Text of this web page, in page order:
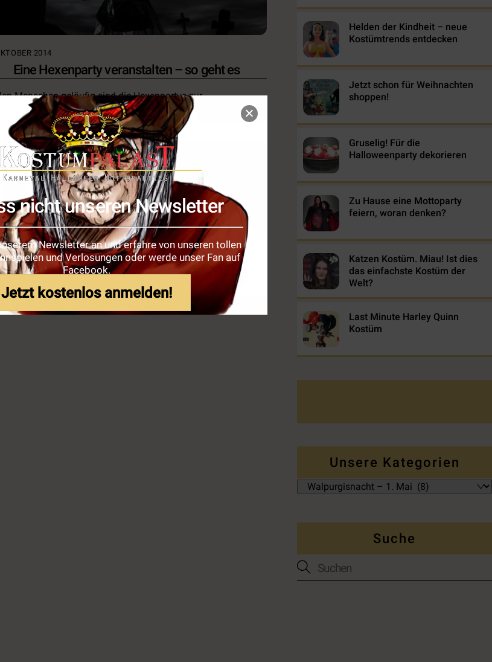
nicht unseren Newsletter
Newsletter an und erfahre von unseren tollen
und Verlosungen oder werde unser Fan auf
Facebook.
Jetzt kostenlos anmelden!
2014
Eine Hexenparty veranstalten – so geht es
Menschen geläufig sind die Hexenpartys zur
also am 30.4. eines jeden Jahres.
tanzen in dieser Nacht die Hexen auf dem
im Brocken. Sie ehren damit ihren Meister, den Teufel.
tanzen die Hexen in einem großen Kreis um das Feuer und
anschließend den Hintern ihres Gebieters. Abschluss des
ist […]
Helden der Kindheit – neue
Kostümtrends entdecken
Jetzt schon für Weihnachten
shoppen!
Gruselig! Für die
Halloweenparty dekorieren
Zu Hause eine Mottoparty
feiern, woran denken?
Katzen Kostüm. Miau! Ist dies
das einfachste Kostüm der
Welt?
Last Minute Harley Quinn
Kostüm
Unsere Kategorien
Suche